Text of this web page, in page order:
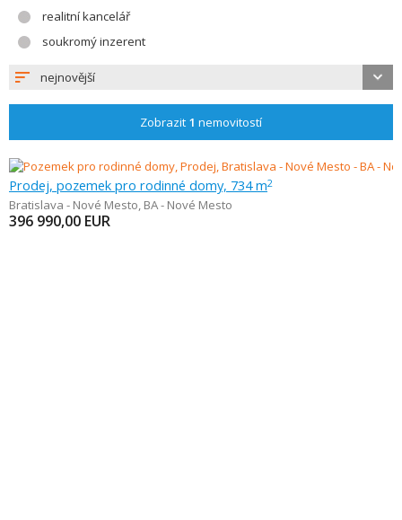
realitní kancelář
soukromý inzerent
nejnovější
Zobrazit 1 nemovitostí
Prodej, pozemek pro rodinné domy, 734 m2
Bratislava - Nové Mesto, BA - Nové Mesto
396 990,00 EUR